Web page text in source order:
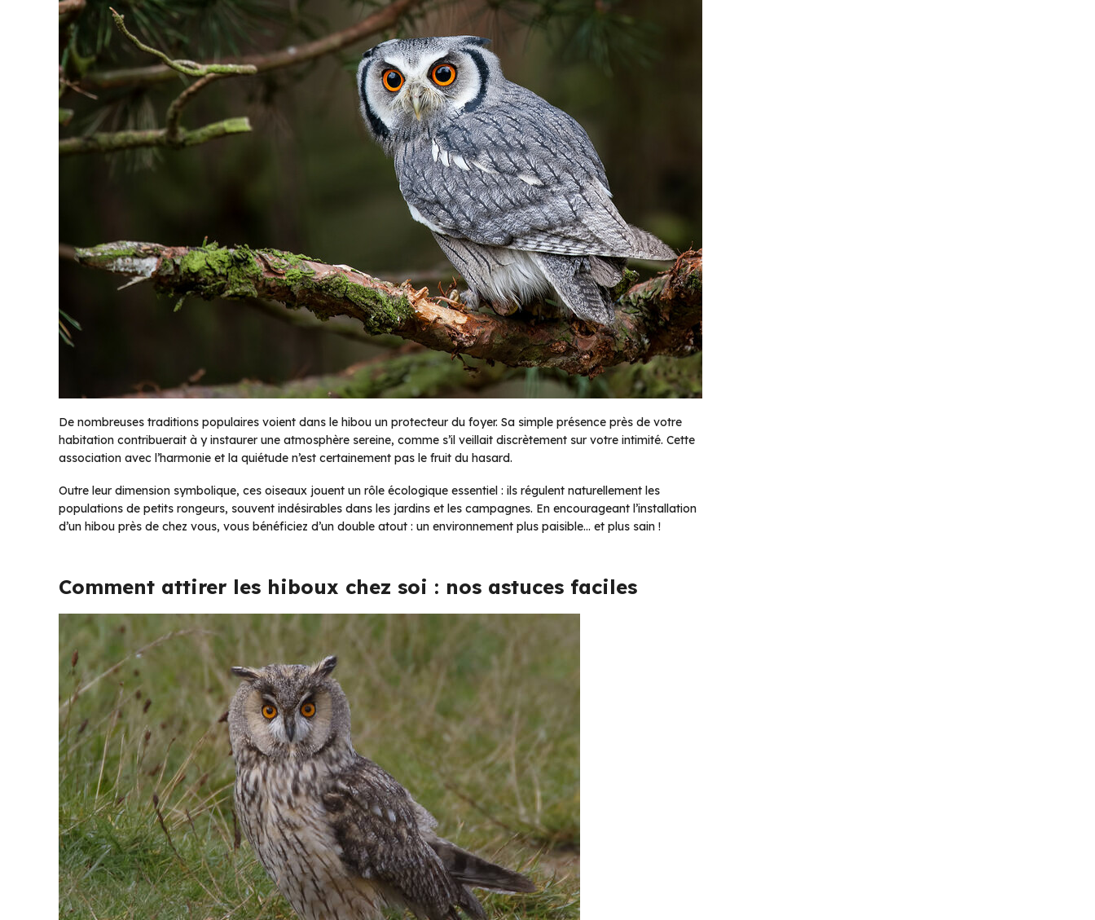
De nombreuses traditions populaires voient dans le hibou un protecteur du foyer. Sa simple présence près de votre
habitation contribuerait à y instaurer une atmosphère sereine, comme s’il veillait discrètement sur votre intimité. Cette
association avec l’harmonie et la quiétude n’est certainement pas le fruit du hasard.
Outre leur dimension symbolique, ces oiseaux jouent un rôle écologique essentiel : ils régulent naturellement les
populations de petits rongeurs, souvent indésirables dans les jardins et les campagnes. En encourageant l’installation
d’un hibou près de chez vous, vous bénéficiez d’un double atout : un environnement plus paisible… et plus sain !
Comment attirer les hiboux chez soi : nos astuces faciles